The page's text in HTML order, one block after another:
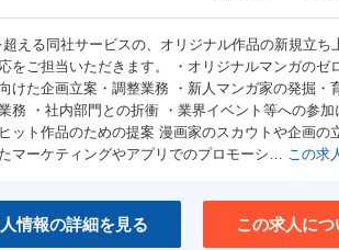
超える同社サービスの、オリジナル作品の新規立
をご担当いただきます。 ・オリジナルマンガのゼ
けた企画立案・調整業務 ・新人マンガ家の発掘・
務 ・社内部門との折衝 ・業界イベント等への参
ット作品のための提案 漫画家のスカウトや企画の
マーケティングやアプリでのプロモーシ… この求
情報の詳細を見る この求人に